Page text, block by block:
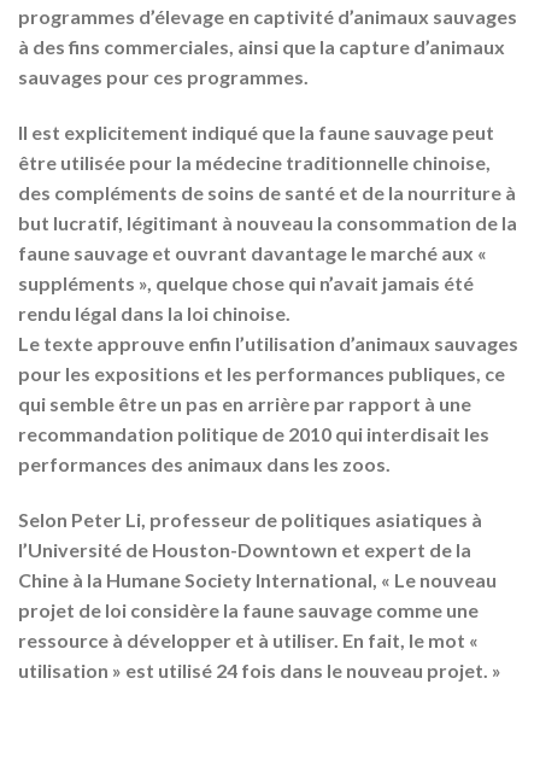
programmes d’élevage en captivité d’animaux sauvages
à des fins commerciales, ainsi que la capture d’animaux
sauvages pour ces programmes.
Il est explicitement indiqué que la faune sauvage peut
être utilisée pour la médecine traditionnelle chinoise,
des compléments de soins de santé et de la nourriture à
but lucratif, légitimant à nouveau la consommation de la
faune sauvage et ouvrant davantage le marché aux «
suppléments », quelque chose qui n’avait jamais été
rendu légal dans la loi chinoise.
Le texte approuve enfin l’utilisation d’animaux sauvages
pour les expositions et les performances publiques, ce
qui semble être un pas en arrière par rapport à une
recommandation politique de 2010 qui interdisait les
performances des animaux dans les zoos.
Selon Peter Li, professeur de politiques asiatiques à
l’Université de Houston-Downtown et expert de la
Chine à la Humane Society International, « Le nouveau
projet de loi considère la faune sauvage comme une
ressource à développer et à utiliser. En fait, le mot «
utilisation » est utilisé 24 fois dans le nouveau projet. »